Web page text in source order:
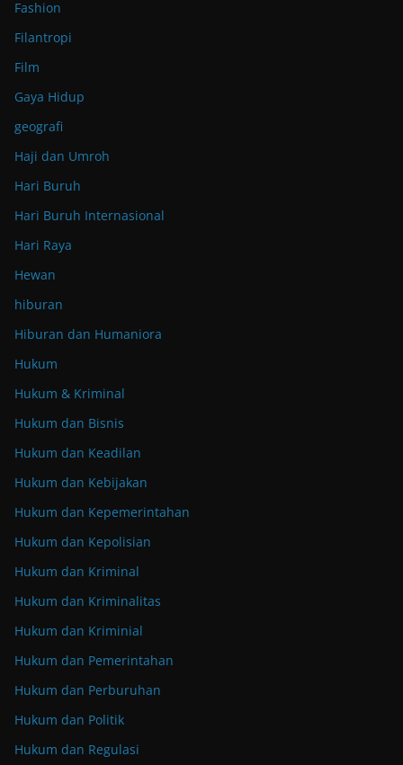
Fashion
Filantropi
Film
Gaya Hidup
geografi
Haji dan Umroh
Hari Buruh
Hari Buruh Internasional
Hari Raya
Hewan
hiburan
Hiburan dan Humaniora
Hukum
Hukum & Kriminal
Hukum dan Bisnis
Hukum dan Keadilan
Hukum dan Kebijakan
Hukum dan Kepemerintahan
Hukum dan Kepolisian
Hukum dan Kriminal
Hukum dan Kriminalitas
Hukum dan Kriminial
Hukum dan Pemerintahan
Hukum dan Perburuhan
Hukum dan Politik
Hukum dan Regulasi